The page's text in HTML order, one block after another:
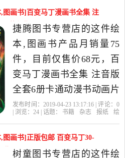
岁儿童卡通动漫书籍50元
以是2019年树童图书专营
店精选书籍,杂志,报纸当中
性价比很高的绘本,图画
书，由河北 石家庄发货。
图画书]百变马丁漫画书全集 注
件仅售68元
捷腾图书专营店的这件绘
本,图画书产品月销量75
件，目前仅售价68元，百
变马丁漫画书全集 注音版
全套6册卡通动漫书动画片
3-6-8岁图画书小学生课外
前故事书是2019年捷腾图
书专营店精选书籍,杂志,报
发布时间：2019-04-23 13:17:16 | 评论： 0
| 浏览： 24 | 话题： 书籍 杂志 报纸
绘
图画书]正版包邮 百变马丁30-
售41.25元
树童图书专营店的这件绘